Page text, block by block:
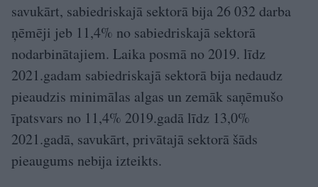
savukārt, sabiedriskajā sektorā bija 26 032 darba
ņēmēji jeb 11,4% no sabiedriskajā sektorā
nodarbinātajiem. Laika posmā no 2019. līdz
2021.gadam sabiedriskajā sektorā bija nedaudz
pieaudzis minimālas algas un zemāk saņēmušo
īpatsvars no 11,4% 2019.gadā līdz 13,0%
2021.gadā, savukārt, privātajā sektorā šāds
pieaugums nebija izteikts.